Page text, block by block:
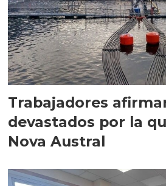
Trabajadores
devastados por la
Nova Austral